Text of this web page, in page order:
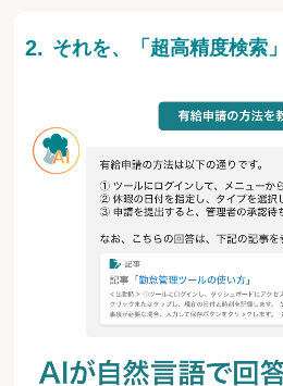
それを、「超高精度検索